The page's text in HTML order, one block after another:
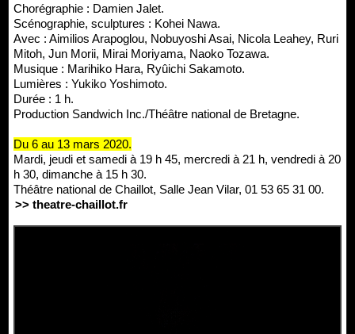
Chorégraphie : Damien Jalet.
Scénographie, sculptures : Kohei Nawa.
Avec : Aimilios Arapoglou, Nobuyoshi Asai, Nicola Leahey, Ruri
Mitoh, Jun Morii, Mirai Moriyama, Naoko Tozawa.
Musique : Marihiko Hara, Ryûichi Sakamoto.
Lumières : Yukiko Yoshimoto.
Durée : 1 h.
Production Sandwich Inc./Théâtre national de Bretagne.
Du 6 au 13 mars 2020.
Mardi, jeudi et samedi à 19 h 45, mercredi à 21 h, vendredi à 20
h 30, dimanche à 15 h 30.
Théâtre national de Chaillot, Salle Jean Vilar, 01 53 65 31 00.
>> theatre-chaillot.fr